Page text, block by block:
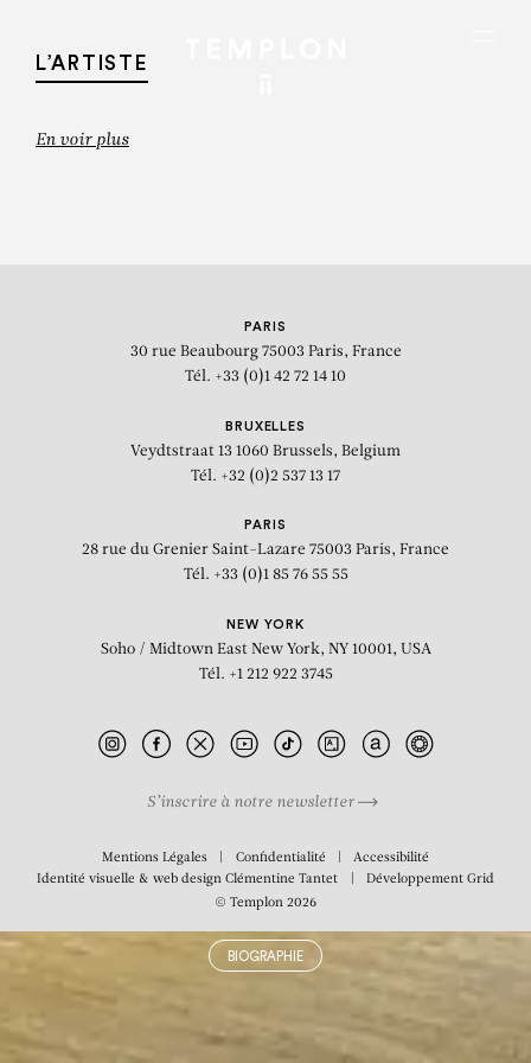
JAUME PLENSA
« Sculptures et oeuvres sur papier
récentes »: vue d’exposition
BIOGRAPHIE
L’ARTISTE
En voir plus
PARIS
30 rue Beaubourg 75003 Paris, France
Tél. +33 (0)1 42 72 14 10
BRUXELLES
Veydtstraat 13 1060 Brussels, Belgium
Tél. +32 (0)2 537 13 17
PARIS
28 rue du Grenier Saint-Lazare 75003 Paris, France
Tél. +33 (0)1 85 76 55 55
NEW YORK
Soho / Midtown East New York, NY 10001, USA
Tél. +1 212 922 3745
S’inscrire à notre newsletter
Mentions Légales Confidentialité
Accessibilité
Identité visuelle & web designClémentine Tantet Développement Grid
© Templon 2026